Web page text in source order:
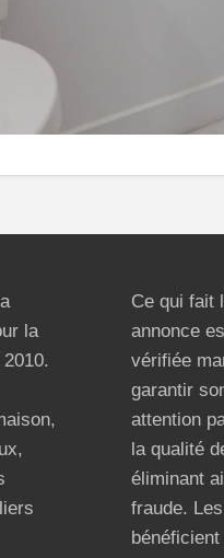
la
Ce qui fait
annonce
vérifiée
garantir
attention
la qualité
éliminant
fraude.